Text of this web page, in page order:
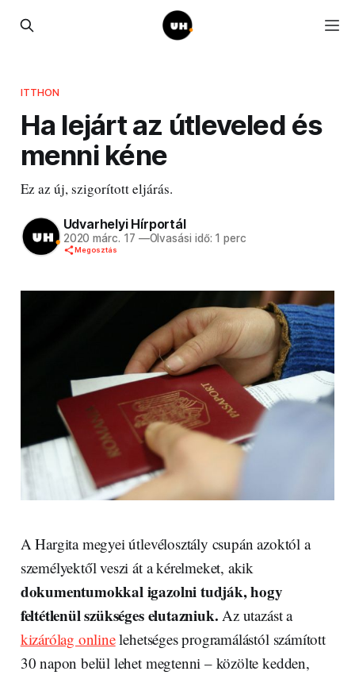
ITTHON
Ha lejárt az útleveled és
menni kéne
Ez az új, szigorított eljárás.
Udvarhelyi Hírportál
2020 márc. 17 —Olvasási idő: 1 perc
Megosztás
A Hargita megyei útlevélosztály csupán azoktól a
személyektől veszi át a kérelmeket, akik
dokumentumokkal igazolni tudják, hogy
feltétlenül szükséges elutazniuk. Az utazást a
kizárólag onlinelehetséges programálástól számított
30 napon belül lehet megtenni – közölte kedden,